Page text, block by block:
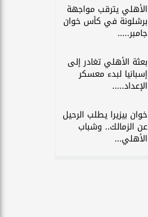
الأهلي يترقب مواجهة
برشلونة في كأس خوان
جامبر.....
بعثة الأهلي تغادر إلى
إسبانيا لبدء معسكر
الإعداد.....
خوان بيزيرا يطلب الرحيل
عن الزمالك.. وشباب
الأهلي...